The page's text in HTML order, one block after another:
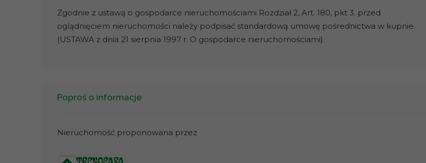
Zgodnie z ustawą o gospodarce nieruchomościami Rozdział 2, Art. 180, pkt 3. przed
oglądnięciem nieruchomości należy podpisać standardową umowę pośrednictwa w kupnie.
(USTAWA z dnia 21 sierpnia 1997 r. O gospodarce nieruchomościami).
Poproś o informacje
Nieruchomość proponowana przez